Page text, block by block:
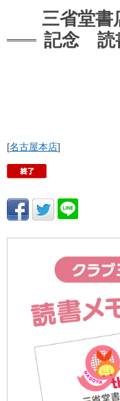
三省堂書
記念 読
[名古屋本店]